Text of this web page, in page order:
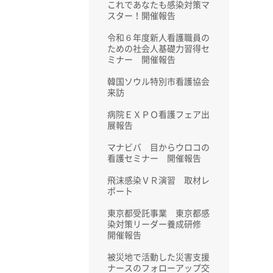
これであなたも感染対策マ
スター！開催報告
令和６年度新人看護職員の
ための社会人基礎力習得セ
ミナー 開催報告
韓国ソウル特別市看護協会
来訪
病院ＥＸＰＯ看護フェア出
展報告
マナビバ 目からウロコの
看護セミナー 開催報告
飛沫感染ＶＲ演習 取材レ
ポート
東京都受託事業 東京都感
染対策リーダー養成研修
開催報告
被災地で活動した災害支援
ナースのフォローアップ交